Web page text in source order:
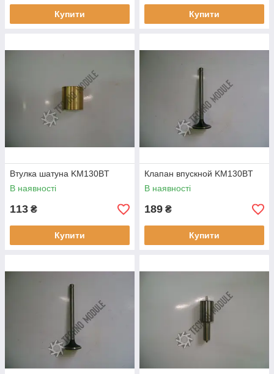
Купити Купити
Втулка шатуна KM130BT
В наявності
113 ₴
Купити
Клапан впускной KM130BT
В наявності
189 ₴
Купити